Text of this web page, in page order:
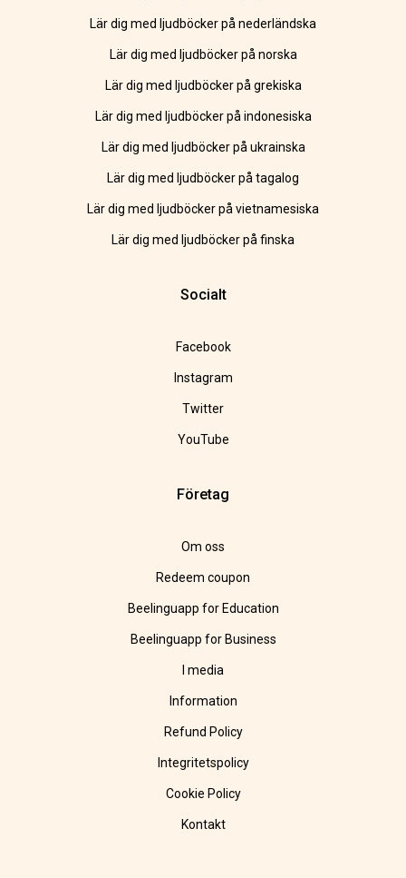
Lär dig med ljudböcker på nederländska
Lär dig med ljudböcker på norska
Lär dig med ljudböcker på grekiska
Lär dig med ljudböcker på indonesiska
Lär dig med ljudböcker på ukrainska
Lär dig med ljudböcker på tagalog
Lär dig med ljudböcker på vietnamesiska
Lär dig med ljudböcker på finska
Socialt
Facebook
Instagram
Twitter
YouTube
Företag
Om oss
Redeem coupon
Beelinguapp for Education
Beelinguapp for Business
I media
Information
Refund Policy
Integritetspolicy
Cookie Policy
Kontakt